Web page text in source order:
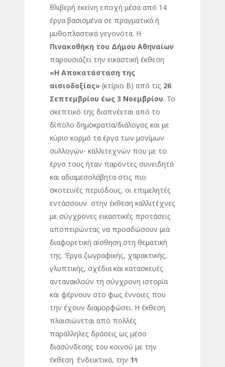
θλιβερή εκείνη εποχή μέσα από 14
έργα βασισμένα σε πραγματικά ή
μυθοπλαστικά γεγονότα. Η
Πινακοθήκη του Δήμου Αθηναίων
παρουσιάζει την εικαστική έκθεση
«Η Αποκατάσταση της
αισιοδοξίας» (κτίριο Β) από τις 26
Σεπτεμβρίου έως 3 Νοεμβρίου. Το
σκεπτικό της διαπνέεται από το
δίπολο δημοκρατία/διάλογος και με
κύριο κορμό τα έργα των μονίμων
συλλογών- καλλιτεχνών που με το
έργο τους ήταν παρόντες συνειδητά
και αδιαμεσολάβητα στις πιο
σκοτεινές περιόδους, οι επιμελητές
εντάσσουν στην έκθεση καλλιτέχνες
με σύγχρονες εικαστικές προτάσεις
αποπειρώντας να προσδώσουν μια
διαφορετική αίσθηση στη θεματική
της. Έργα ζωγραφικής, χαρακτικής,
γλυπτικής, σχέδια και κατασκευές
αντανακλούν τη σύγχρονη ιστορία
και φέρνουν στο φως έννοιες που
την έχουν διαμορφώσει. Η έκθεση
πλαισιώνεται από πολλές
παράλληλες δράσεις ως μέσο
διασύνδεσης του κοινού με την
έκθεση. Ενδεικτικά, την 1η